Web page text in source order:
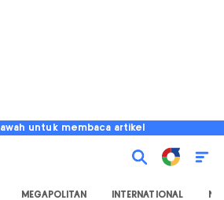
untuk membaca artikel
MEGAPOLITAN INTERNATIONAL